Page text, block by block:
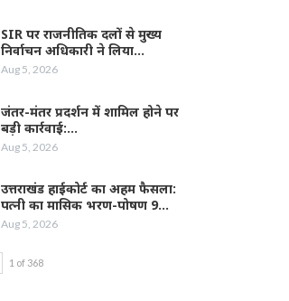
SIR पर राजनीतिक दलों से मुख्य
निर्वाचन अधिकारी ने लिया…
Aug 5, 2026
जंतर-मंतर प्रदर्शन में शामिल होने पर
बड़ी कार्रवाई:…
Aug 5, 2026
उत्तराखंड हाईकोर्ट का अहम फैसला:
पत्नी का मासिक भरण-पोषण 9…
Aug 5, 2026
1 of 368